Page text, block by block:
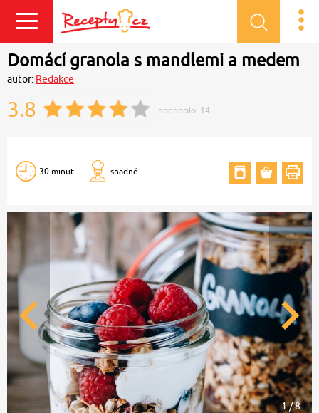
Domácí granola s mandlemi a medem
autor: Redakce
3.8 hodnotilo: 14
30 minut snadné
1 / 8